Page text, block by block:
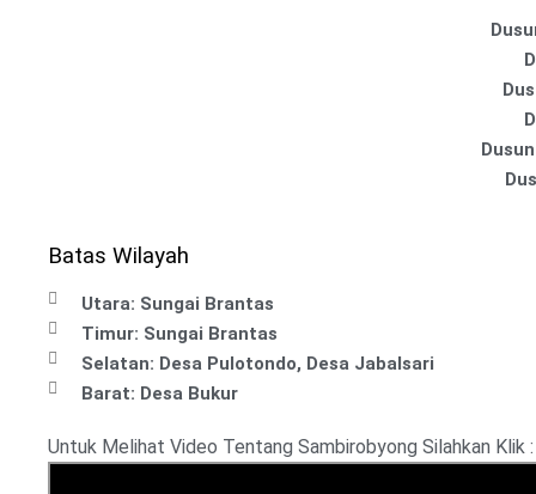
Batas Wilayah
Utara: Sungai Brantas
Timur: Sungai Brantas
Selatan: Desa Pulotondo, Desa Jabalsari
Barat: Desa Bukur
Untuk Melihat Video Tentang Sambirobyong Silahkan Klik